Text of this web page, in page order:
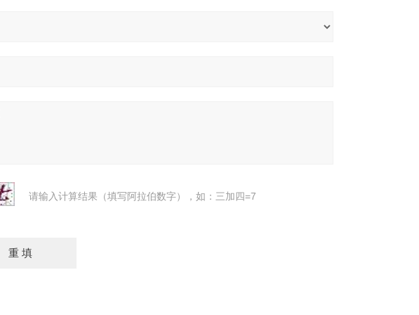
请输入计算结果（填写阿拉伯数字），如：三加四=7